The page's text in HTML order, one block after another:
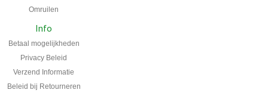
Omruilen
Info
Betaal mogelijkheden
Privacy Beleid
Verzend Informatie
Beleid bij Retourneren